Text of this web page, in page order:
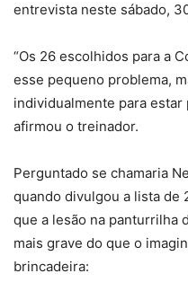
entrevista neste sábado,
“Os 26 escolhidos para a
esse pequeno problema,
individualmente para estar
afirmou o treinador.
Perguntado se chamaria
quando divulgou a lista de
que a lesão na panturrilha
mais grave do que o
brincadeira: